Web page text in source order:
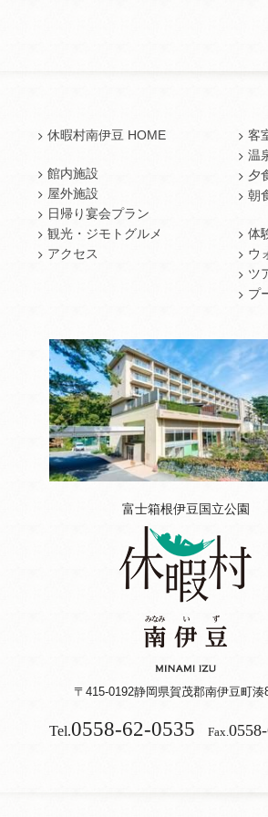
休暇村南伊豆 HOME
館内施設
屋外施設
日帰り宴会プラン
観光・ジモトグルメ
アクセス
客
温
夕
朝
体
ウ
ツ
プ
富士箱根伊豆国立公園
〒415-0192静岡県賀茂郡南伊豆町湊
Tel.0558-62-0535 Fax.